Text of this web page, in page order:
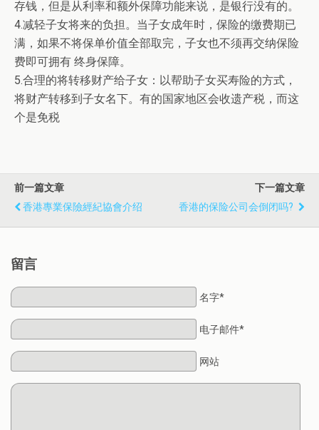
存钱，但是从利率和额外保障功能来说，是银行没有的。
4.减轻子女将来的负担。当子女成年时，保险的缴费期已
满，如果不将保单价值全部取完，子女也不须再交纳保险
费即可拥有 终身保障。
5.合理的将转移财产给子女：以帮助子女买寿险的方式，
将财产转移到子女名下。有的国家地区会收遗产税，而这
个是免税
前一篇文章
香港專業保險經紀協會介绍
下一篇文章
香港的保险公司会倒闭吗?
留言
名字*
电子邮件*
网站